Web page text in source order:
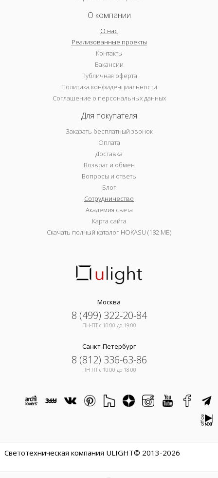
О компании
О нас
Реализованные проекты
Контакты
Вакансии
Публичная оферта
Политика конфиденциальности
Соглашение о персональных данных
Для покупателя
Заказать бесплатный звонок
Оплата
Доставка
Возврат и обмен
Вопросы и ответы
Блог
Сотрудничество
Академия света
Карта сайта
Скачать полный каталог HOKASU (182 МБ)
Москва
8 (499) 322-20-84
ПН-ПТ c 10:00 до 19:00
Санкт-Петербург
8 (812) 336-63-86
ПН-ПТ c 10:00 до 18:00
Светотехническая компания ULIGHT© 2013-2026